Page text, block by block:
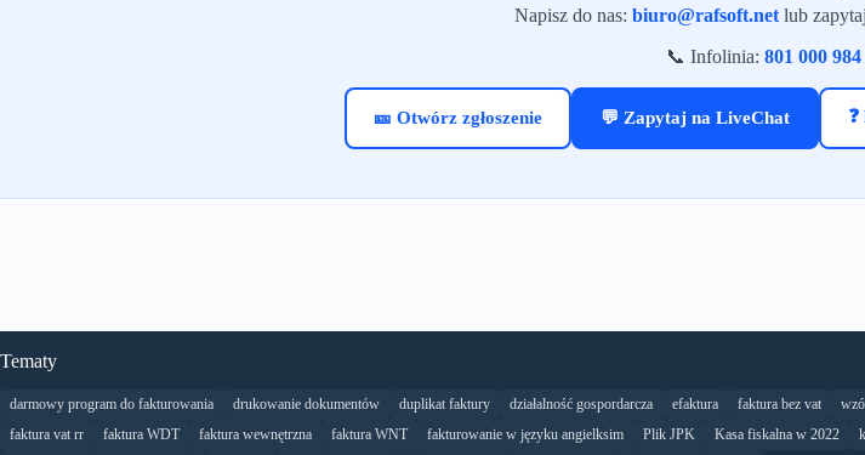
Napisz do nas: biuro@rafsoft.net lub
📞 Infolinia: 801 000 984
🎫 Otwórz zgłoszenie 💬 Zapytaj na LiveChat
Tematy
darmowy program do fakturowania drukowanie dokumentów duplikat faktury działalność gospordarcza efaktura faktura bez vat
faktura vat rr
faktura WDT faktura wewnętrzna faktura WNT fakturowanie w języku angielksim Plik JPK Kasa fiskalna w 2022